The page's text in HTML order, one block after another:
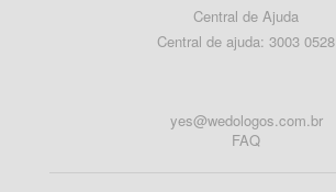
Central de Ajuda
Central de ajuda: 3003 0528
yes@wedologos.com.br
FAQ